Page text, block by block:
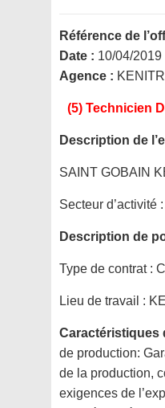
Référence de
Date : 10/04/2019
Agence :
(5) Technicien
Description de
SAINT GOBAIN
Secteur d’activité :
Description de
Type de contrat :
Lieu de travail :
Caractéristiques
de production:
de la production,
exigences de